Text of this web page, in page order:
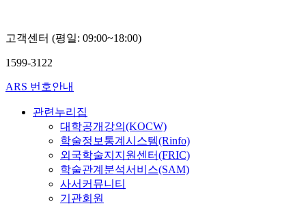
고객센터 (평일: 09:00~18:00)
1599-3122
ARS 번호안내
관련누리집
대학공개강의(KOCW)
학술정보통계시스템(Rinfo)
외국학술지지원센터(FRIC)
학술관계분석서비스(SAM)
사서커뮤니티
기관회원